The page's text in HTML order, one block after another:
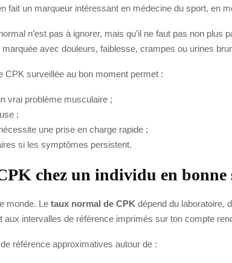
fait un marqueur intéressant en médecine du sport, en
n’est pas à ignorer, mais qu’il ne faut pas non
marquée avec douleurs, faiblesse, crampes ou urines
CPK surveillée au bon moment permet :
vrai problème musculaire ;
;
une prise en charge rapide ;
si les symptômes persistent.
chez un individu en bonne
monde. Le taux normal de CPK dépend du laboratoire,
aux intervalles de référence imprimés sur ton compte
référence approximatives autour de :